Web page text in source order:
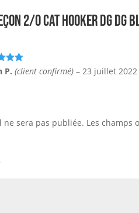
2/0 Cat Hooker DG DG
sur
P. (client confirmé) – 23 juillet 2022
ne sera pas publiée. Les champs